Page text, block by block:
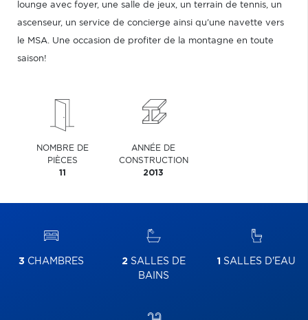
lounge avec foyer, une salle de jeux, un terrain de tennis, un
ascenseur, un service de concierge ainsi qu'une navette vers
le MSA. Une occasion de profiter de la montagne en toute
saison!
NOMBRE DE
PIÈCES
11
ANNÉE DE
CONSTRUCTION
2013
3 CHAMBRES 2 SALLES DE
BAINS
1 SALLES D'EAU